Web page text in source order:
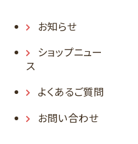
お知らせ
ショップニュー
ス
よくあるご質問
お問い合わせ